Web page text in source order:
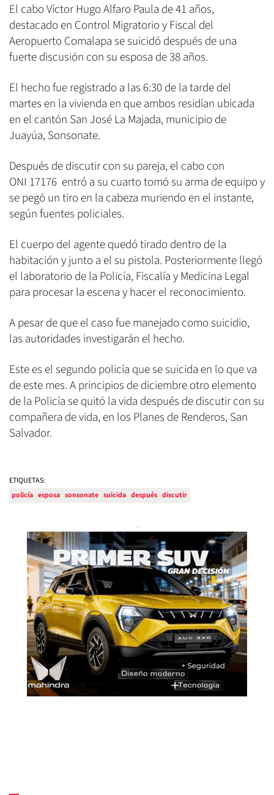
El cabo Víctor Hugo Alfaro Paula de 41 años,
destacado en Control Migratorio y Fiscal del
Aeropuerto Comalapa se suicidó después de una
fuerte discusión con su esposa de 38 años.
El hecho fue registrado a las 6:30 de la tarde del
martes en la vivienda en que ambos residían ubicada
en el cantón San José La Majada, municipio de
Juayúa, Sonsonate.
Después de discutir con su pareja, el cabo con
ONI 17176 entró a su cuarto tomó su arma de equipo y
se pegó un tiro en la cabeza muriendo en el instante,
según fuentes policiales.
El cuerpo del agente quedó tirado dentro de la
habitación y junto a el su pistola. Posteriormente llegó
el laboratorio de la Policía, Fiscalía y Medicina Legal
para procesar la escena y hacer el reconocimiento.
A pesar de que el caso fue manejado como suicidio,
las autoridades investigarán el hecho.
Este es el segundo policía que se suicida en lo que va
de este mes. A principios de diciembre otro elemento
de la Policía se quitó la vida después de discutir con su
compañera de vida, en los Planes de Renderos, San
Salvador.
ETIQUETAS:
policía esposa sonsonate suicida después discutir